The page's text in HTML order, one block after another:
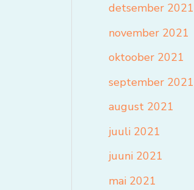
detsember 2021
november 2021
oktoober 2021
september 2021
august 2021
juuli 2021
juuni 2021
mai 2021